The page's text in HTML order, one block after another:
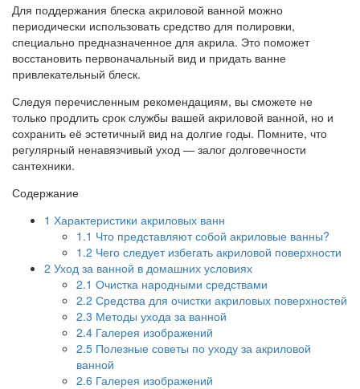
Для поддержания блеска акриловой ванной можно
периодически использовать средство для полировки,
специально предназначенное для акрила. Это поможет
восстановить первоначальный вид и придать ванне
привлекательный блеск.
Следуя перечисленным рекомендациям, вы сможете не
только продлить срок службы вашей акриловой ванной, но и
сохранить её эстетичный вид на долгие годы. Помните, что
регулярный ненавязчивый уход — залог долговечности
сантехники.
Содержание
1 Характеристики акриловых ванн
1.1 Что представляют собой акриловые ванны?
1.2 Чего следует избегать акриловой поверхности
2 Уход за ванной в домашних условиях
2.1 Очистка народными средствами
2.2 Средства для очистки акриловых поверхностей
2.3 Методы ухода за ванной
2.4 Галерея изображений
2.5 Полезные советы по уходу за акриловой
ванной
2.6 Галерея изображений